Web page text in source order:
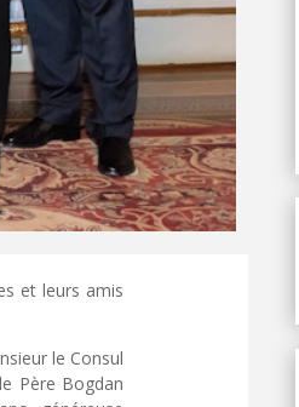
et leurs amis
le Consul
Père Bogdan